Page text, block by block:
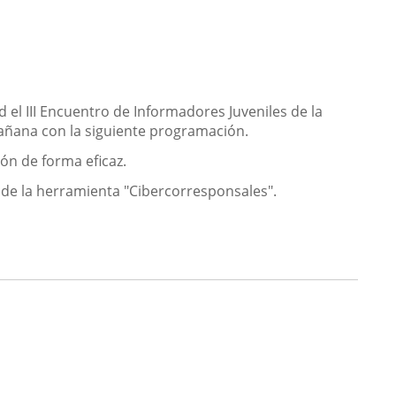
III Encuentro de Informadores Juveniles de la
con la siguiente programación.
de forma eficaz.
la herramienta "Cibercorresponsales".